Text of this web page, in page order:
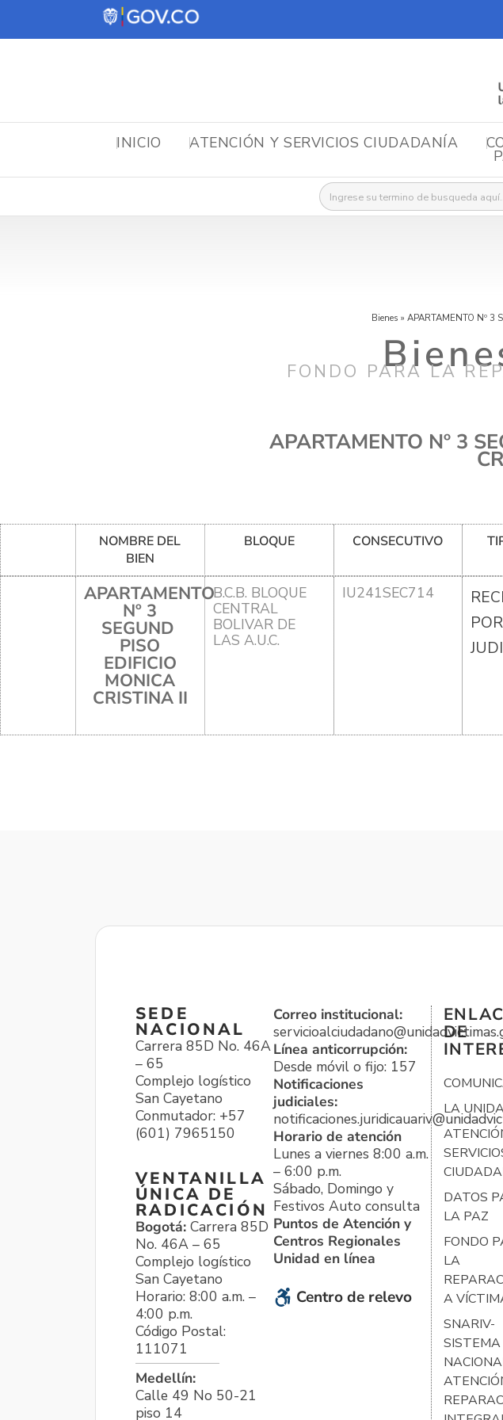
INICIO ATENCIÓN Y SERVICIOS CIUDADANÍA
Buscar:
Bienes » APARTAMENTO Nº 3
FONDO PARA LA
APARTAMENTO Nº 3
NOMBRE DEL
BIEN
BLOQUE CONSECUTIVO
APARTAMENTO
Nº 3
SEGUND
PISO
EDIFICIO
MONICA
CRISTINA II
B.C.B. BLOQUE
CENTRAL
BOLIVAR DE
LAS A.U.C.
IU241SEC714
SEDE
NACIONAL
Carrera 85D No. 46A
– 65
Complejo logístico
San Cayetano
Conmutador: +57
(601) 7965150
VENTANILLA
ÚNICA DE
RADICACIÓN
Bogotá: Carrera 85D
No. 46A – 65
Complejo logístico
San Cayetano
Horario: 8:00 a.m. –
4:00 p.m.
Código Postal:
111071
Medellín:
Calle 49 No 50-21
piso 14
Correo institucional:
Línea anticorrupción:
Desde móvil o fijo: 157
Notificaciones
judiciales:
Horario de atención
Lunes a viernes 8:00 a.m.
– 6:00 p.m.
Sábado, Domingo y
Festivos Auto consulta
Puntos de Atención y
Centros Regionales
Unidad en línea
Centro de relevo
DE
LA
DATOS
LA PAZ
FONDO
LA
A
SNARIV-
SISTEMA